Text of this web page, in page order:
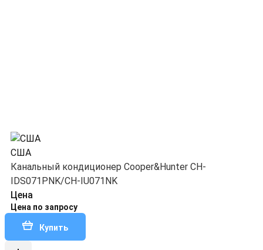
США
Канальный кондиционер Cooper&Hunter CH-
IDS071PNK/CH-IU071NK
Цена
Цена по запросу
Купить